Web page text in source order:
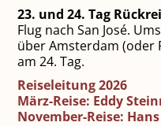
23. und 24. Tag
Flug nach San José.
über Amsterdam (oder
am 24. Tag.
Reiseleitung 2026
März-Reise: Eddy
November-Reise: